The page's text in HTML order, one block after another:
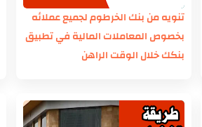
تنويه من بنك الخرطوم لجميع عملائه
بخصوص المعاملات المالية في تطبيق
بنكك خلال الوقت الراهن